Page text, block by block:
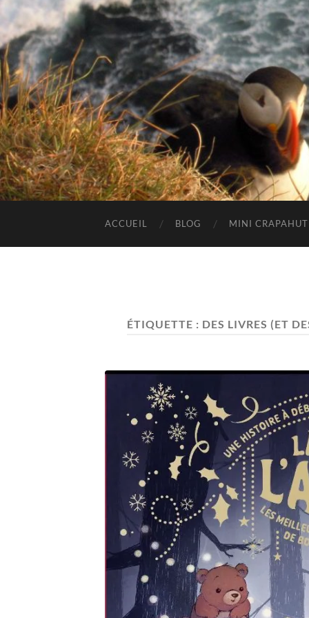
ACCUEIL BLOG MINI
ÉTIQUETTE : DES LIVRES (ET